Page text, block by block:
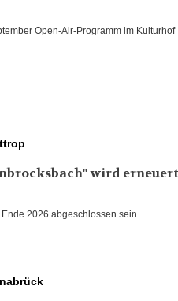
Open-Air-Programm im Kulturhof
wird erneuert
2026 abgeschlossen sein.